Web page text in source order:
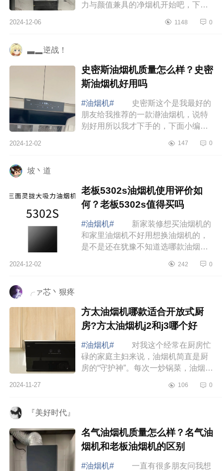
力与颜值兼具的净烟机开始吧，下面
样？科勒油烟机好不好 科勒油烟
2024-12-06 1148 0
▃▂逆战！
史密斯油烟机质量怎么样？史密
斯油烟机好用吗
#油烟机#
史密斯这个是我最好的
朋友给我推荐的一款瀞油烟机，说特
别好用所以我才下手的，下面小编为
样？史密斯油烟机好用吗 史密斯
2024-12-02 147 0
坡丶道
老板5302s油烟机使用评价如
何？老板5302s值得买吗
#油烟机#
新家装修想买油烟机的
和家里油烟机不好用想换油烟机的，
是不是还在犹豫不知道选哪款油烟
5302s油烟机使用评价如何？老板
2024-12-02 242 0
╭ァ芯丶狠疼
方太油烟机哪款适合开放式厨
房?方太油烟机j2和j3哪个好
#油烟机#
对我这个经常在厨房忙
碌的家庭主妇来说，油烟机简直是厨
房的“守护神”。每次一炒锅菜，油烟就
味道，令人喘不过气来。更糟糕的
2024-11-27 106 0
『美好时代』
名气油烟机质量怎么样？名气油
烟机和老板油烟机的区别
#油烟机#
一直有很多朋友问我想